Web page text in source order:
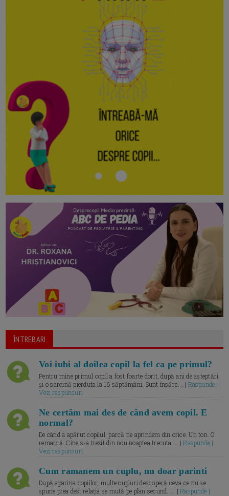
ÎNTREBARI
Voi iubi al doilea copil la fel ca pe primul?
Pentru mine primul copil a fost foarte dorit, după ani de așteptări
și o sarcină pierduta la 16 săptămâni. Sunt însărc... | Raspunde |
Vezi raspunsuri
Ne certăm mai des de când avem copil. E
normal?
De când a apărut copilul, parcă ne aprindem din orice. Un ton. O
remarcă. Cine s-a trezit din nou noaptea trecuta.... |Raspunde |
Vezi raspunsuri
Cum ramanem un cuplu, nu doar parinti
După apariția copiilor, multe cupluri descoperă ceva ce nu se
spune prea des: relația se mută pe plan secund. ... |Raspunde |